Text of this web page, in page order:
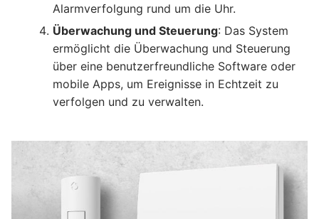
Alarmverfolgung rund um die Uhr.
Überwachung und Steuerung: Das System
ermöglicht die Überwachung und Steuerung
über eine benutzerfreundliche Software oder
mobile Apps, um Ereignisse in Echtzeit zu
verfolgen und zu verwalten.